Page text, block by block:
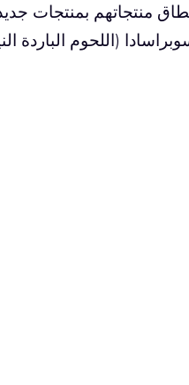
منتجاتهم بمنتجات
(اللحوم الباردة